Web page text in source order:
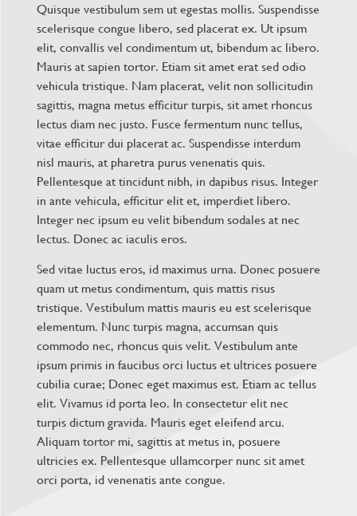
Quisque vestibulum sem ut egestas mollis. Suspendisse
scelerisque congue libero, sed placerat ex. Ut ipsum
elit, convallis vel condimentum ut, bibendum ac libero.
Mauris at sapien tortor. Etiam sit amet erat sed odio
vehicula tristique. Nam placerat, velit non sollicitudin
sagittis, magna metus efficitur turpis, sit amet rhoncus
lectus diam nec justo. Fusce fermentum nunc tellus,
vitae efficitur dui placerat ac. Suspendisse interdum
nisl mauris, at pharetra purus venenatis quis.
Pellentesque at tincidunt nibh, in dapibus risus. Integer
in ante vehicula, efficitur elit et, imperdiet libero.
Integer nec ipsum eu velit bibendum sodales at nec
lectus. Donec ac iaculis eros.
Sed vitae luctus eros, id maximus urna. Donec posuere
quam ut metus condimentum, quis mattis risus
tristique. Vestibulum mattis mauris eu est scelerisque
elementum. Nunc turpis magna, accumsan quis
commodo nec, rhoncus quis velit. Vestibulum ante
ipsum primis in faucibus orci luctus et ultrices posuere
cubilia curae; Donec eget maximus est. Etiam ac tellus
elit. Vivamus id porta leo. In consectetur elit nec
turpis dictum gravida. Mauris eget eleifend arcu.
Aliquam tortor mi, sagittis at metus in, posuere
ultricies ex. Pellentesque ullamcorper nunc sit amet
orci porta, id venenatis ante congue.